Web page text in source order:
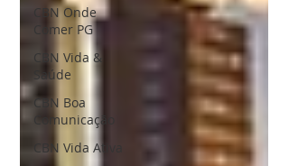
CBN Onde
Comer PG
CBN Vida &
Saúde
CBN Boa
Comunicação
CBN Vida Ativa